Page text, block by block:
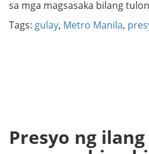
sa mga magsasaka bilang
Tags: gulay, Metro Manila,
Presyo ng ilang